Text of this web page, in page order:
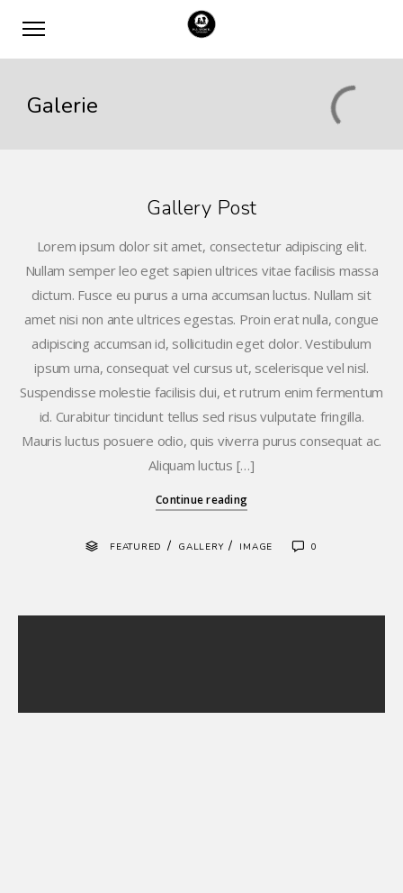
Galerie
Gallery Post
Lorem ipsum dolor sit amet, consectetur adipiscing elit.
Nullam semper leo eget sapien ultrices vitae facilisis massa
dictum. Fusce eu purus a urna accumsan luctus. Nullam sit
amet nisi non ante ultrices egestas. Proin erat nulla, congue
adipiscing accumsan id, sollicitudin eget dolor. Vestibulum
ipsum urna, consequat vel cursus ut, scelerisque vel nisl.
Suspendisse molestie facilisis dui, et rutrum enim fermentum
id. Curabitur tincidunt tellus sed risus vulputate fringilla.
Mauris luctus posuere odio, quis viverra purus consequat ac.
Aliquam luctus […]
Continue reading
FEATURED / GALLERY/ IMAGE 0